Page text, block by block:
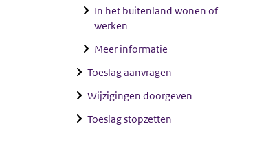
In het buitenland wonen of
werken
Meer informatie
Toeslag aanvragen
Wijzigingen doorgeven
Toeslag stopzetten